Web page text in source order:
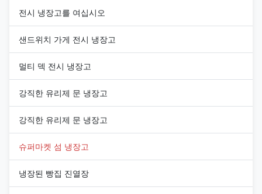
전시 냉장고를 여십시오
샌드위치 가게 전시 냉장고
멀티 덱 전시 냉장고
강직한 유리제 문 냉장고
강직한 유리제 문 냉장고
슈퍼마켓 섬 냉장고
냉장된 빵집 진열장